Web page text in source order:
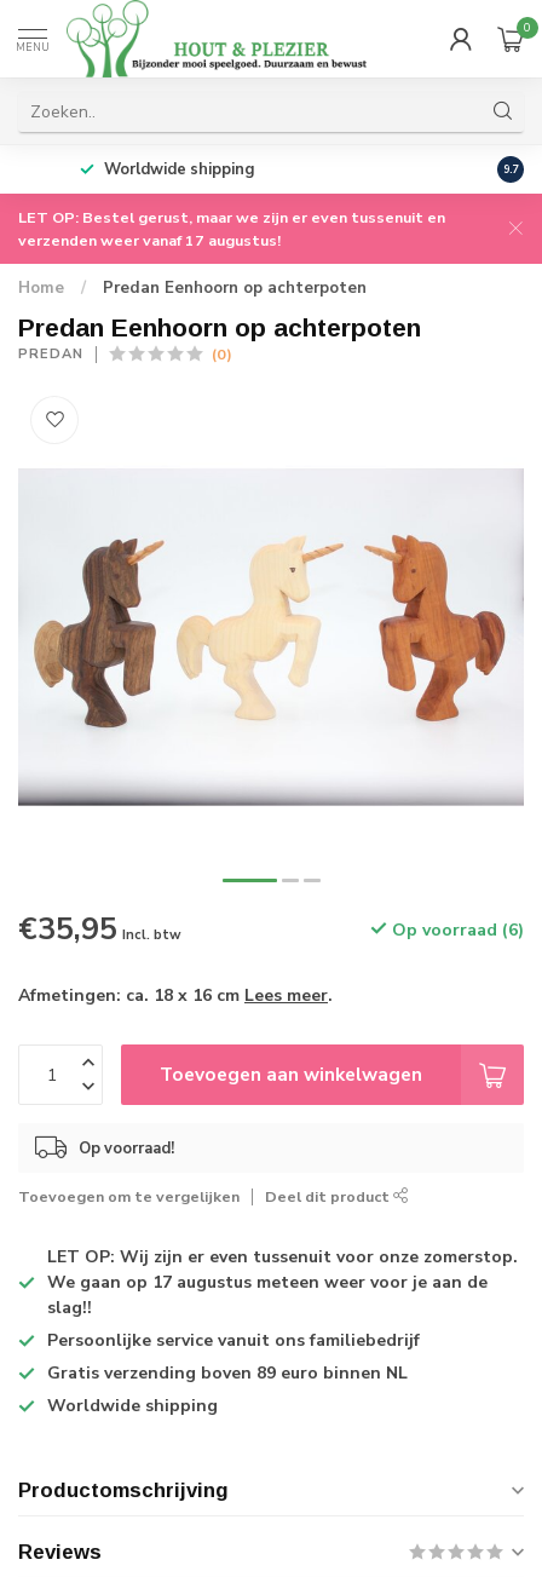
MENU
0
zomerstop. We gaan op 17 augustus meteen weer 9.7
LET OP: Bestel gerust, maar we zijn er even tussenuit en
verzenden weer vanaf 17 augustus!
Home / Predan Eenhoorn op achterpoten
Predan Eenhoorn op achterpoten
PREDAN (0)
€35,95 Incl. btw Op voorraad (6)
Afmetingen: ca. 18 x 16 cm Lees meer.
Toevoegen aan winkelwagen
Op voorraad!
Toevoegen om te vergelijken Deel dit product
LET OP: Wij zijn er even tussenuit voor onze zomerstop.
We gaan op 17 augustus meteen weer voor je aan de
slag!!
Persoonlijke service vanuit ons familiebedrijf
Gratis verzending boven 89 euro binnen NL
Worldwide shipping
Productomschrijving
Reviews